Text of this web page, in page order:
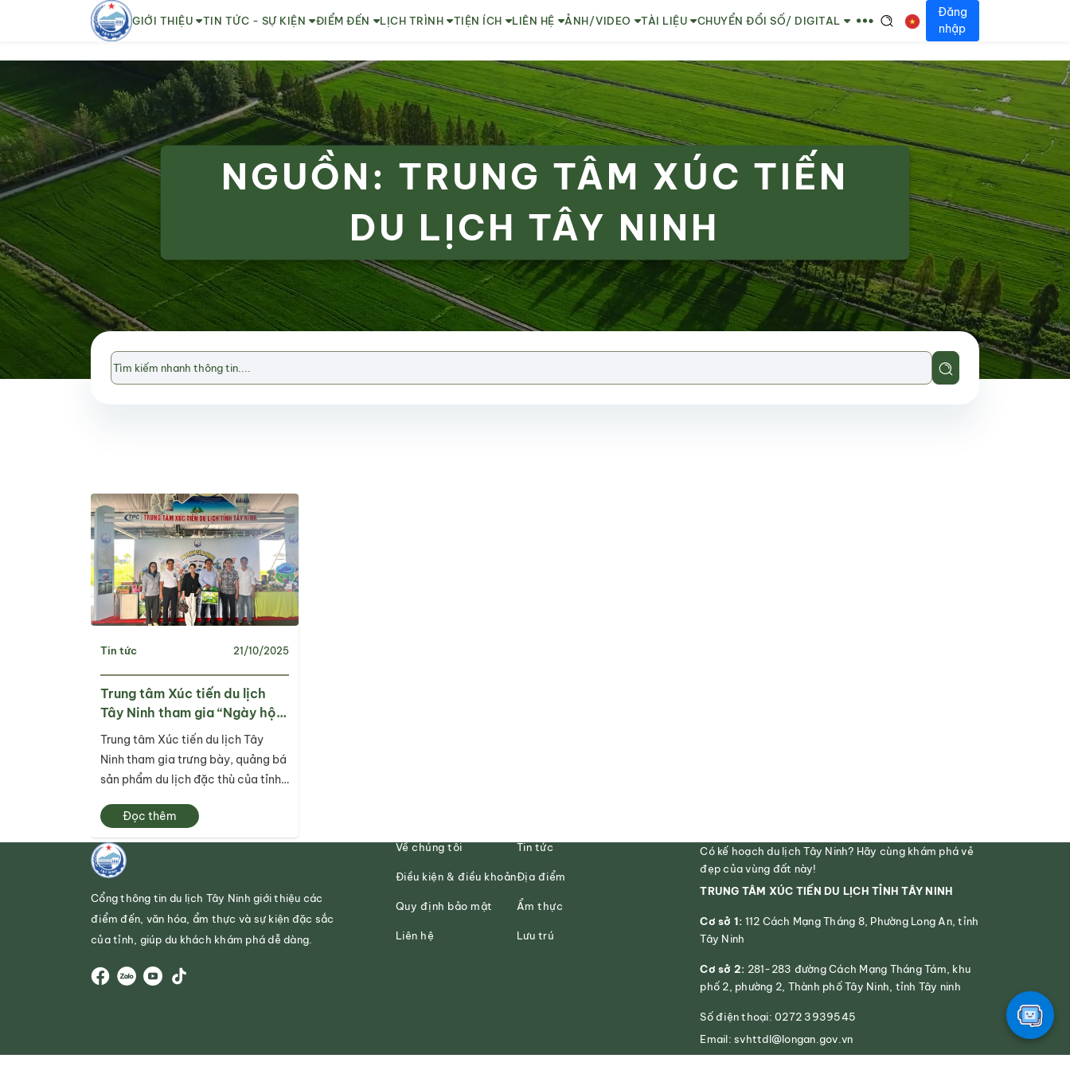
GIỚI THIỆU TIN TỨC - SỰ KIỆN ĐIỂM ĐẾN LỊCH TRÌNH TIỆN ÍCH LIÊN HỆ ẢNH/VIDEO TÀI LIỆU CHUYỂN ĐỔI SỐ/ DIGITAL
Đăng
nhập
NGUỒN: TRUNG TÂM XÚC TIẾN
DU LỊCH TÂY NINH
Tin tức 21/10/2025
Trung tâm Xúc tiến du lịch
Tây Ninh tham gia “Ngày hội
bánh dân gian Nam bộ - An
Giang kết hợp hội chợ xúc
tiến du lịch thương mại – sản
phẩm OCOP lần thứ II năm
2025”
Trung tâm Xúc tiến du lịch Tây
Ninh tham gia trưng bày, quảng bá
sản phẩm du lịch đặc thù của tỉnh
gian Nam Bộ - An Giang, kết hợp
Hội chợ xúc tiến du lịch, thương
mại – sản phẩm OCOP lần thứ II
năm 2025. Sự kiện...
Đọc thêm
Cổng thông tin du lịch Tây Ninh giới thiệu các
điểm đến, văn hóa, ẩm thực và sự kiện đặc sắc
của tỉnh, giúp du khách khám phá dễ dàng.
Về chúng tôi
Điều kiện & điều khoản
Quy định bảo mật
Liên hệ
Tin tức
Địa điểm
Ẩm thực
Lưu trú
Có kế hoạch du lịch Tây Ninh? Hãy cùng khám phá vẻ
đẹp của vùng đất này!
TRUNG TÂM XÚC TIẾN DU LỊCH TỈNH TÂY NINH
Cơ sở 1: 112 Cách Mạng Tháng 8, Phường Long An, tỉnh
Tây Ninh
Cơ sở 2: 281-283 đường Cách Mạng Tháng Tám, khu
phố 2, phường 2, Thành phố Tây Ninh, tỉnh Tây ninh
Số điện thoại: 0272 3939545
Email: svhttdl@longan.gov.vn